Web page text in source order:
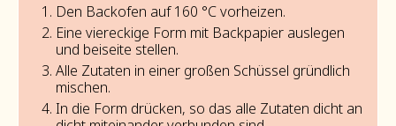
Den Backofen auf 160 °C vorheizen.
Eine viereckige Form mit Backpapier auslegen
und beiseite stellen.
Alle Zutaten in einer großen Schüssel gründlich
mischen.
In die Form drücken, so das alle Zutaten dicht an